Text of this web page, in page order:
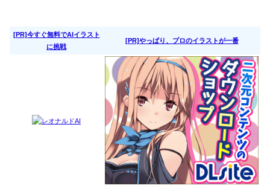
[PR]今すぐ無料でAIイラスト
に挑戦
[PR]やっぱり、プロのイラストが一番